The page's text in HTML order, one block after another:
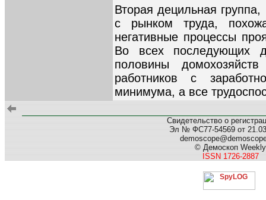
Вторая децильная
с рынком труда,
негативные процессы
Во всех последующих
половины
работников с
минимума, а все
Свидетельство о
Эл № ФС77-54569 от
© Демоскоп Weekly
ISSN 1726-2887